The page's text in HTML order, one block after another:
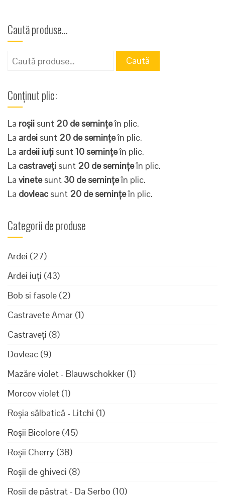
Caută produse…
Caută
Caută
Conținut plic:
La roșii sunt 20 de semințeîn plic.
La ardei sunt 20 de semințeîn plic.
La ardeii iuți sunt10 semințeîn plic.
La castraveți sunt 20 de semințeîn plic.
La vinetesunt 30 de semințeîn plic.
La dovleac sunt 20 de semințeîn plic.
Categorii de produse
Ardei (27)
Ardei iuți (43)
Bob si fasole (2)
Castravete Amar (1)
Castraveți (8)
Dovleac (9)
Mazăre violet - Blauwschokker (1)
Morcov violet (1)
Roșia sălbatică - Litchi (1)
Roșii Bicolore (45)
Roșii Cherry (38)
Roșii de ghiveci (8)
Roșii de păstrat - Da Serbo (10)